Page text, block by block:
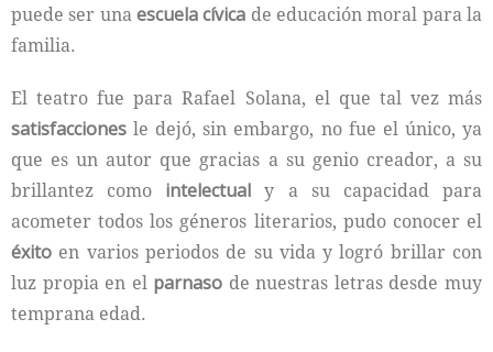
puede ser unaescuela cívica de educación moral para la
familia.
El teatro fue para Rafael Solana, el que tal vez más
satisfacciones le dejó, sin embargo, no fue el único, ya
que es un autor que gracias a su genio creador, a su
brillantez como intelectual y a su capacidad para
acometer todos los géneros literarios, pudo conocer el
éxito en varios periodos de su vida y logró brillar con
luz propia en el parnaso de nuestras letras desde muy
temprana edad.